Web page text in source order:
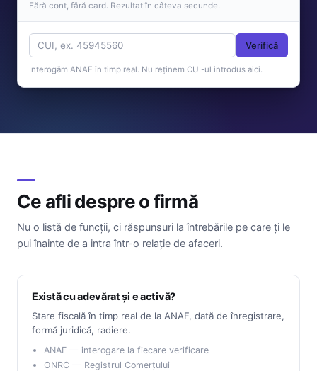
Fără cont, fără card. Rezultat în câteva secunde.
Cod unic de înregistrare
Verifică
Interogăm ANAF în timp real. Nu reținem CUI-ul introdus aici.
Ce afli despre o firmă
Nu o listă de funcții, ci răspunsuri la întrebările pe care ți le
pui înainte de a intra într-o relație de afaceri.
Există cu adevărat și e activă?
Stare fiscală în timp real de la ANAF, dată de înregistrare,
formă juridică, radiere.
ANAF — interogare la fiecare verificare
ONRC — Registrul Comerțului